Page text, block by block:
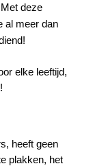
deze
al meer dan
elke leeftijd,
heeft geen
plakken, het